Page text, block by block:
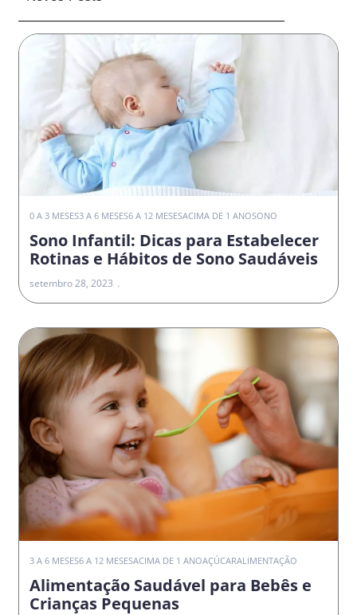
0 A 3 MESES3 A 6 MESES6 A 12 MESESACIMA DE 1 ANOSONO
Sono Infantil: Dicas para Estabelecer
Rotinas e Hábitos de Sono Saudáveis
setembro 28, 2023
3 A 6 MESES6 A 12 MESESACIMA DE 1 ANOAÇÚCARALIMENTAÇÃO
Alimentação Saudável para Bebês e
Crianças Pequenas